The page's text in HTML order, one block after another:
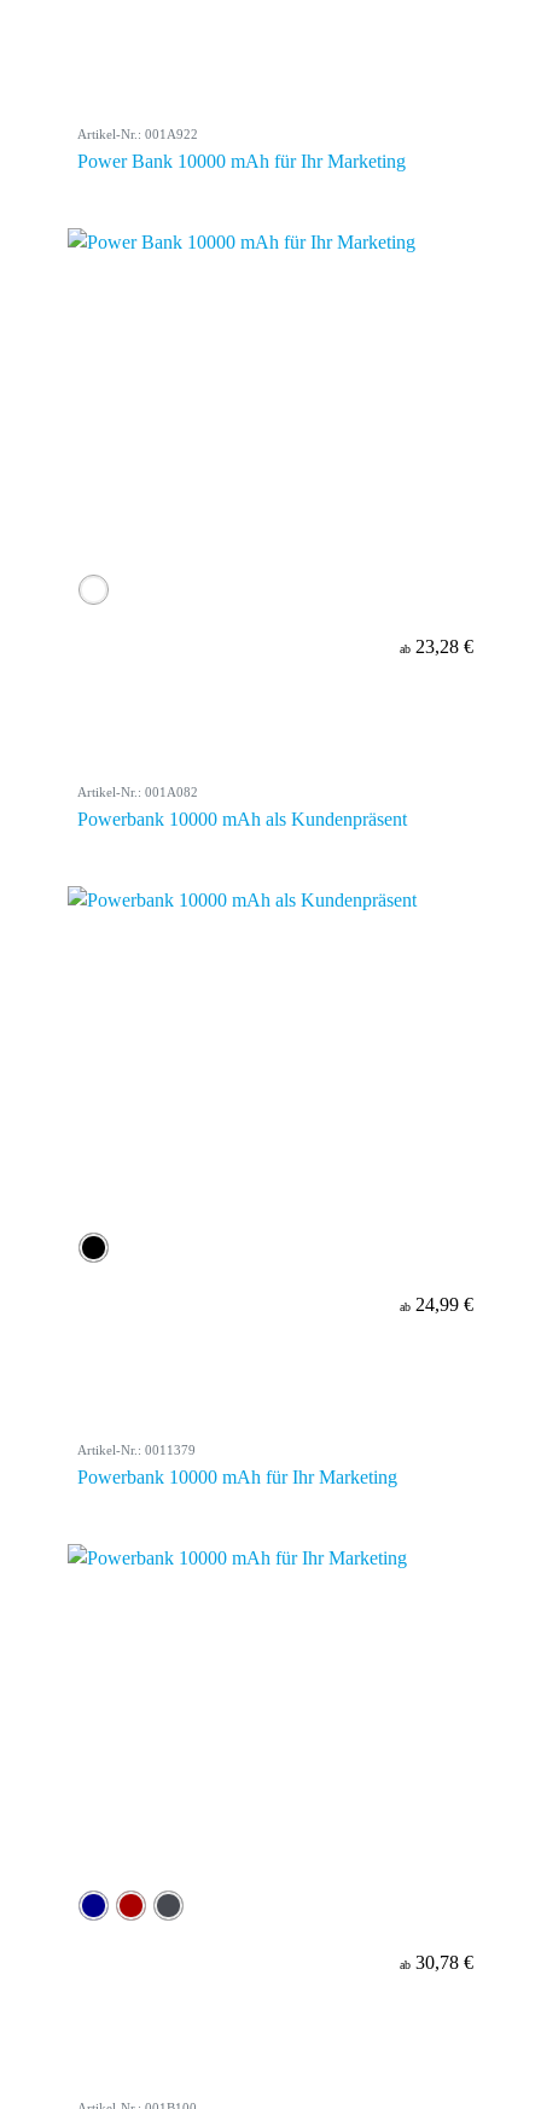
Artikel-Nr.: 001A922
Power Bank 10000 mAh für Ihr Marketing
ab 23,28 €
Artikel-Nr.: 001A082
Powerbank 10000 mAh als Kundenpräsent
ab 24,99 €
Artikel-Nr.: 0011379
Powerbank 10000 mAh für Ihr Marketing
ab 30,78 €